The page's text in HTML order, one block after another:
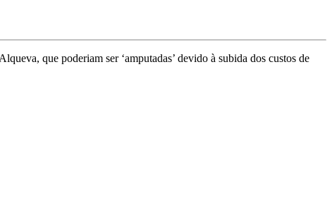
que poderiam ser ‘amputadas’ devido à subida dos custos de